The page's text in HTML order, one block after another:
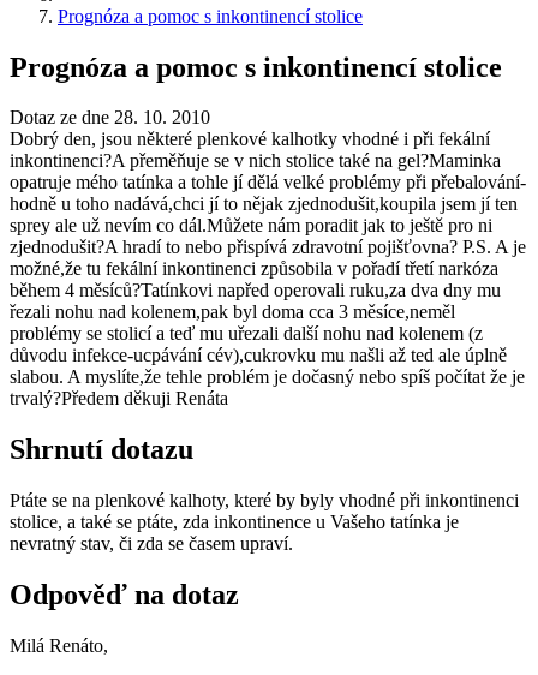
Prognóza a pomoc s inkontinencí stolice
Prognóza a pomoc s inkontinencí stolice
Dotaz ze dne 28. 10. 2010
Dobrý den, jsou některé plenkové kalhotky vhodné i při fekální
inkontinenci?A přeměňuje se v nich stolice také na gel?Maminka
opatruje mého tatínka a tohle jí dělá velké problémy při přebalování-
hodně u toho nadává,chci jí to nějak zjednodušit,koupila jsem jí ten
sprey ale už nevím co dál.Můžete nám poradit jak to ještě pro ni
zjednodušit?A hradí to nebo přispívá zdravotní pojišťovna? P.S. A je
možné,že tu fekální inkontinenci způsobila v pořadí třetí narkóza
během 4 měsíců?Tatínkovi napřed operovali ruku,za dva dny mu
řezali nohu nad kolenem,pak byl doma cca 3 měsíce,neměl
problémy se stolicí a teď mu uřezali další nohu nad kolenem (z
důvodu infekce-ucpávání cév),cukrovku mu našli až ted ale úplně
slabou. A myslíte,že tehle problém je dočasný nebo spíš počítat že je
trvalý?Předem děkuji Renáta
Shrnutí dotazu
Ptáte se na plenkové kalhoty, které by byly vhodné při inkontinenci
stolice, a také se ptáte, zda inkontinence u Vašeho tatínka je
nevratný stav, či zda se časem upraví.
Odpověď na dotaz
Milá Renáto,